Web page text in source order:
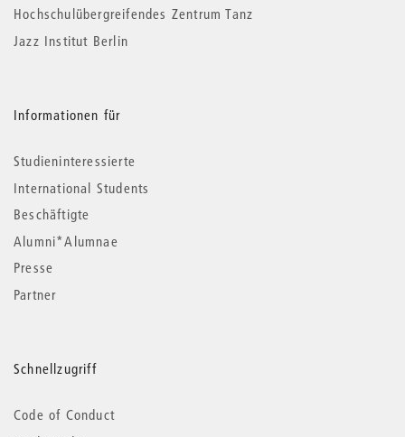
Hochschulübergreifendes Zentrum Tanz
Jazz Institut Berlin
Informationen für
Studieninteressierte
International Students
Beschäftigte
Alumni*Alumnae
Presse
Partner
Schnellzugriff
Code of Conduct